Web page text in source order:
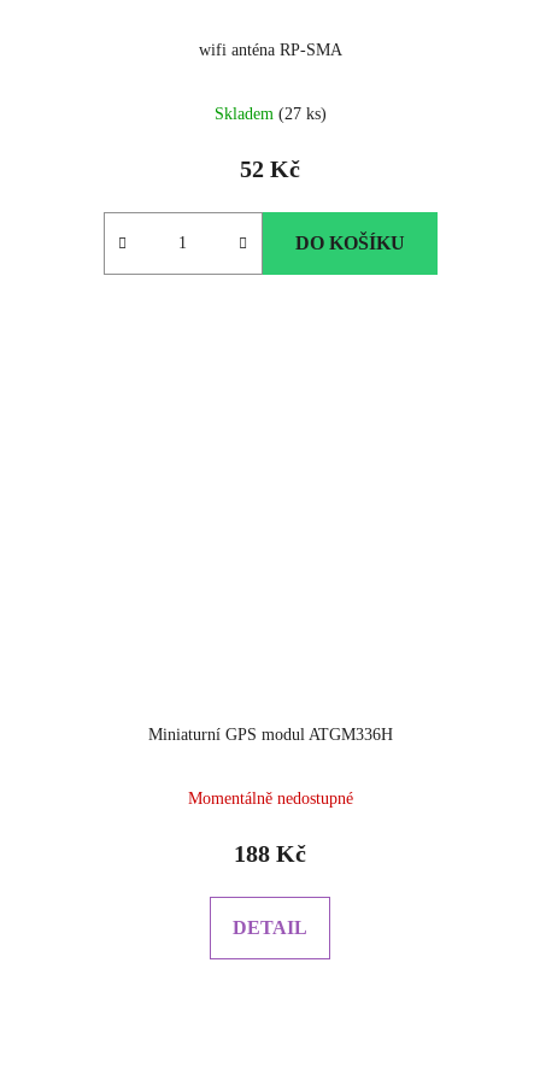
wifi anténa RP-SMA
Skladem (27 ks)
52 Kč
DO KOŠÍKU
Miniaturní GPS modul ATGM336H
Momentálně nedostupné
188 Kč
DETAIL